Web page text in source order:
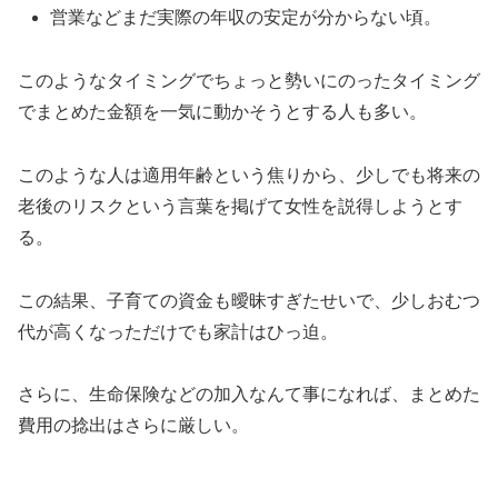
営業などまだ実際の年収の安定が分からない頃。
このようなタイミングでちょっと勢いにのったタイミング
でまとめた金額を一気に動かそうとする人も多い。
このような人は適用年齢という焦りから、少しでも将来の
老後のリスクという言葉を掲げて女性を説得しようとす
る。
この結果、子育ての資金も曖昧すぎたせいで、少しおむつ
代が高くなっただけでも家計はひっ迫。
さらに、生命保険などの加入なんて事になれば、まとめた
費用の捻出はさらに厳しい。